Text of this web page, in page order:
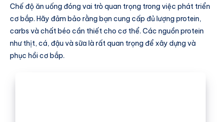
Chế độ ăn uống đóng vai trò quan trọng trong việc phát triển
cơ bắp. Hãy đảm bảo rằng bạn cung cấp đủ lượng protein,
carbs và chất béo cần thiết cho cơ thể. Các nguồn protein
như thịt, cá, đậu và sữa là rất quan trọng để xây dựng và
phục hồi cơ bắp.